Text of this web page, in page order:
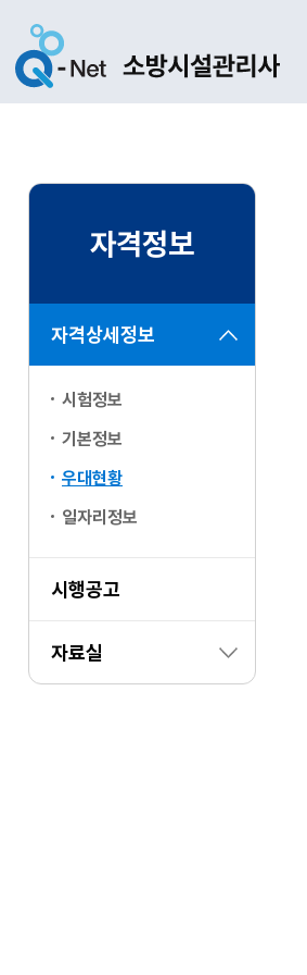
자격정보
자격상세정보
시험정보
기본정보
우대현황
일자리정보
시행공고
자료실